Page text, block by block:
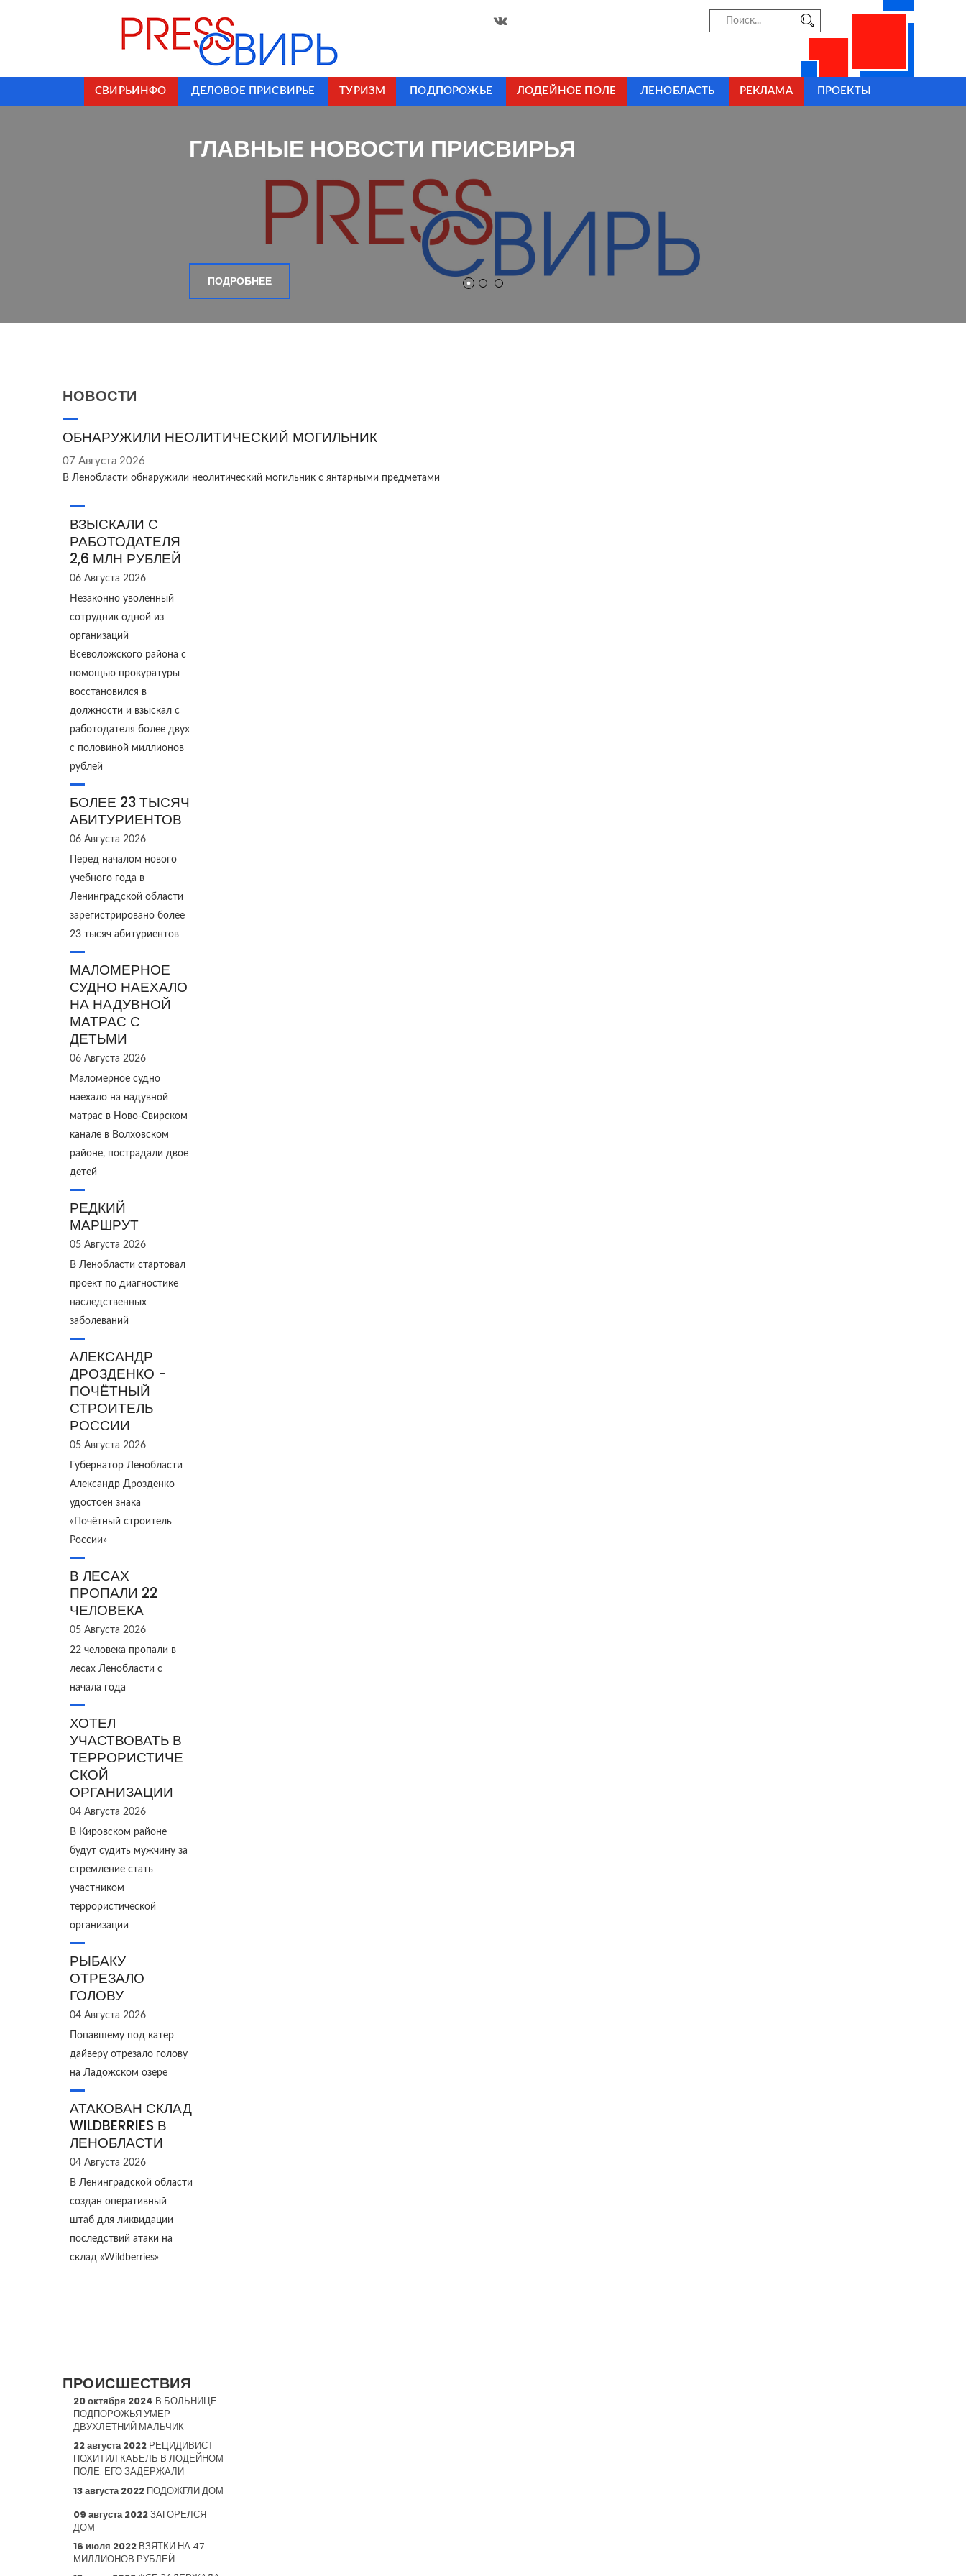
СВИРЬИНФО ДЕЛОВОЕ ПРИСВИРЬЕ ТУРИЗМ ПОДПОРОЖЬЕ ЛОДЕЙНОЕ ПОЛЕ ЛЕНОБЛАСТЬ РЕКЛАМА ПРОЕКТЫ
ГЛАВНЫЕ НОВОСТИ ПРИСВИРЬЯ
ПОДРОБНЕЕ
НОВОСТИ
ОБНАРУЖИЛИ НЕОЛИТИЧЕСКИЙ МОГИЛЬНИК
07 Августа 2026
В Ленобласти обнаружили неолитический могильник с янтарными предметами
ВЗЫСКАЛИ С
РАБОТОДАТЕЛЯ
2,6 МЛН РУБЛЕЙ
06 Августа 2026
Незаконно уволенный
сотрудник одной из
организаций
Всеволожского района с
помощью прокуратуры
восстановился в
должности и взыскал с
работодателя более двух
с половиной миллионов
рублей
БОЛЕЕ 23 ТЫСЯЧ
АБИТУРИЕНТОВ
06 Августа 2026
Перед началом нового
учебного года в
Ленинградской области
зарегистрировано более
23 тысяч абитуриентов
МАЛОМЕРНОЕ
СУДНО НАЕХАЛО
НА НАДУВНОЙ
МАТРАС С
ДЕТЬМИ
06 Августа 2026
Маломерное судно
наехало на надувной
матрас в Ново‑Свирском
канале в Волховском
районе, пострадали двое
детей
РЕДКИЙ
МАРШРУТ
05 Августа 2026
В Ленобласти стартовал
проект по диагностике
наследственных
заболеваний
АЛЕКСАНДР
ДРОЗДЕНКО -
ПОЧЁТНЫЙ
СТРОИТЕЛЬ
РОССИИ
05 Августа 2026
Губернатор Ленобласти
Александр Дрозденко
удостоен знака
«Почётный строитель
России»
В ЛЕСАХ
ПРОПАЛИ 22
ЧЕЛОВЕКА
05 Августа 2026
22 человека пропали в
лесах Ленобласти с
начала года
ХОТЕЛ
УЧАСТВОВАТЬ В
ТЕРРОРИСТИЧЕ
СКОЙ
ОРГАНИЗАЦИИ
04 Августа 2026
В Кировском районе
будут судить мужчину за
стремление стать
участником
террористической
организации
РЫБАКУ
ОТРЕЗАЛО
ГОЛОВУ
04 Августа 2026
Попавшему под катер
дайверу отрезало голову
на Ладожском озере
АТАКОВАН СКЛАД
WILDBERRIES В
ЛЕНОБЛАСТИ
04 Августа 2026
В Ленинградской области
создан оперативный
штаб для ликвидации
последствий атаки на
склад «Wildberries»
ПРОИСШЕСТВИЯ
20 октября 2024 В БОЛЬНИЦЕ
ПОДПОРОЖЬЯ УМЕР
ДВУХЛЕТНИЙ МАЛЬЧИК
22 августа 2022 РЕЦИДИВИСТ
ПОХИТИЛ КАБЕЛЬ В ЛОДЕЙНОМ
ПОЛЕ. ЕГО ЗАДЕРЖАЛИ
13 августа 2022 ПОДОЖГЛИ ДОМ
09 августа 2022ЗАГОРЕЛСЯ
ДОМ
16 июля 2022 ВЗЯТКИ НА 47
МИЛЛИОНОВ РУБЛЕЙ